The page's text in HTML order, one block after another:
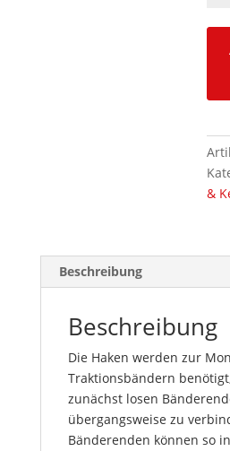
&
Beschreibung
Beschreibung
Die Haken werden zur
Traktionsbändern
zunächst losen
übergangsweise zu
Bänderenden können so